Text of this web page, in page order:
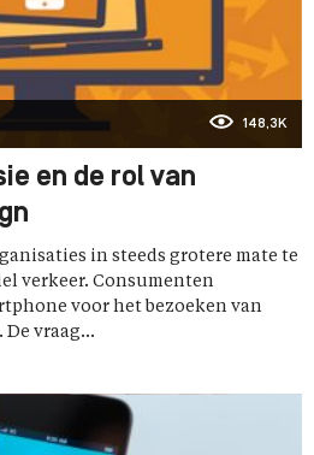
148,3K
en de rol van
in steeds grotere mate te
verkeer. Consumenten
voor het bezoeken van
vraag...